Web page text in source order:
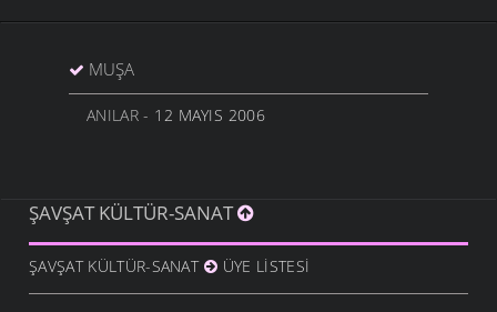
MUŞA
ANILAR- 12 MAYIS 2006
ŞAVŞAT KÜLTÜR-SANAT
ŞAVŞAT KÜLTÜR-SANAT ÜYE LISTESI